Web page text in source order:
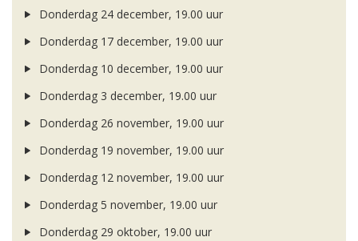
Donderdag 24 december, 19.00 uur
Donderdag 17 december, 19.00 uur
Donderdag 10 december, 19.00 uur
Donderdag 3 december, 19.00 uur
Donderdag 26 november, 19.00 uur
Donderdag 19 november, 19.00 uur
Donderdag 12 november, 19.00 uur
Donderdag 5 november, 19.00 uur
Donderdag 29 oktober, 19.00 uur